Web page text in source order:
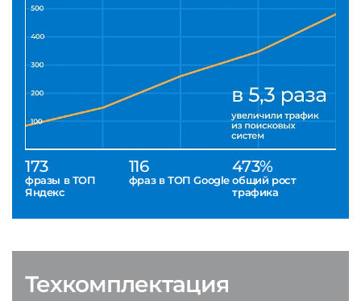
173
фразы в ТОП
Яндекс
116
фраз в ТОП Google
473%
общий рост
трафика
Техкомплектация